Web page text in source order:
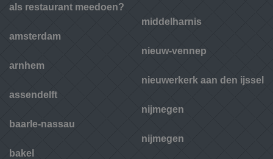
als restaurant meedoen?
amsterdam
arnhem
assendelft
baarle-nassau
bakel
middelharnis
nieuw-vennep
nieuwerkerk aan den ijssel
nijmegen
nijmegen